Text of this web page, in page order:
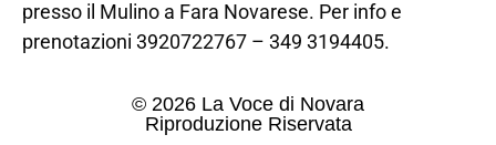
presso il Mulino a Fara Novarese. Per info e
prenotazioni 3920722767 – 349 3194405.
© 2026 La Voce di Novara
Riproduzione Riservata